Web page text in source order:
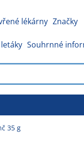
lékárny Značky
Souhrnné
35 g